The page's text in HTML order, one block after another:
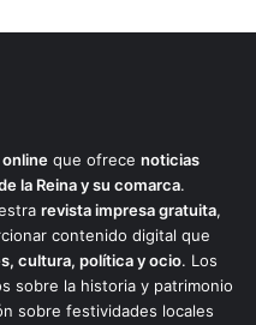
que ofrece noticias
la Reina y su comarca.
revista impresa gratuita,
contenido digital que
cultura, política y ocio. Los
sobre la historia y patrimonio
sobre festividades locales